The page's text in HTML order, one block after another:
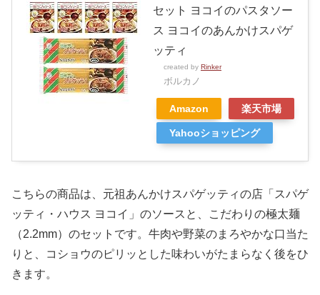
セット ヨコイのパスタソー
ス ヨコイのあんかけスパゲ
ッティ
created by Rinker
ボルカノ
Amazon 楽天市場
Yahooショッピング
こちらの商品は、元祖あんかけスパゲッティの店「スパゲ
ッティ・ハウス ヨコイ」のソースと、こだわりの極太麺
（2.2mm）のセットです。牛肉や野菜のまろやかな口当た
りと、コショウのピリッとした味わいがたまらなく後をひ
きます。